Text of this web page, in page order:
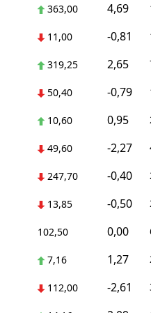
363,00 4,69
11,00 -0,81
319,25 2,65
50,40 -0,79
10,60 0,95
49,60 -2,27
247,70 -0,40
13,85 -0,50
102,50 0,00
7,16 1,27
112,00 -2,61